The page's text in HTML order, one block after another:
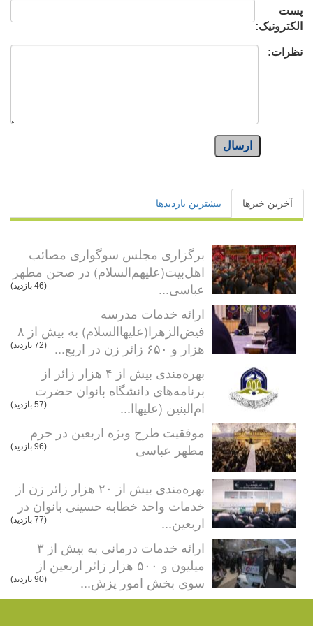
پست
الکترونیک:
نظرات:
ارسال
آخرین خبرها بیشترین بازدیدها
برگزاری مجلس سوگواری مصائب
اهل‌بیت(علیهم‌السلام) در صحن مطهر
عباسی...
(46 بازدید)
ارائه خدمات مدرسه
فیض‌الزهرا(علیهاالسلام) به بیش از ۸
هزار و ۶۵۰ زائر زن در اربع...
(72 بازدید)
بهره‌مندی بیش از ۴ هزار زائر از
برنامه‌های دانشگاه بانوان حضرت
ام‌البنین (علیهاا...
(57 بازدید)
موفقیت طرح ویژه اربعین در حرم
مطهر عباسی
(96 بازدید)
بهره‌مندی بیش از ۲۰ هزار زائر زن از
خدمات واحد خطابه حسینی بانوان در
اربعین...
(77 بازدید)
ارائه خدمات درمانی به بیش از ۳
میلیون و ۵۰۰ هزار زائر اربعین از
سوی بخش امور پزش...
(90 بازدید)